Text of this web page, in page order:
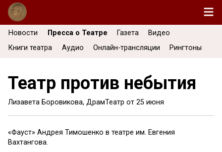
Новости Пресса о Театре Газета
Видео
Книги театра
Аудио Онлайн-трансляции Рингтоны
Театр против небытия
Лизавета Боровикова, ДрамТеатр от 25 июня
«Фауст» Андрея Тимошенко в театре им. Евгения
Вахтангова.